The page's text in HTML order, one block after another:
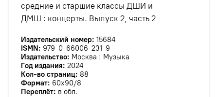
средние и старшие классы ДШИ и
ДМШ : концерты. Выпуск 2, часть 2
Издательский номер: 15684
ISMN: 979-0-66006-231-9
Издательство: Москва : Музыка
Год издания: 2024
Кол-во страниц: 88
Формат: 60х90/8
Переплёт: в обл.